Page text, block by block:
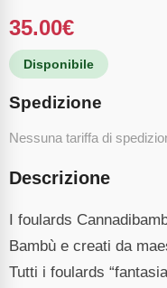
35.00€
Disponibile
Spedizione
Nessuna tariffa di
Descrizione
I foulards
Bambù e creati da
Tutti i foulards